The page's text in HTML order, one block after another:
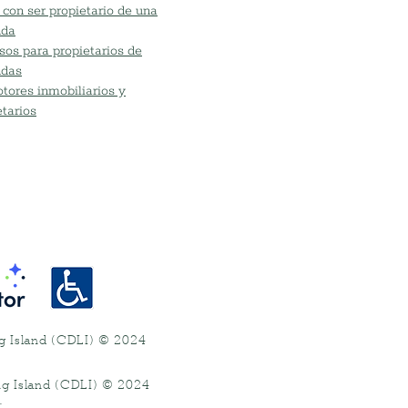
con ser propietario de una
para propietarios de
inmobiliarios y
Island (CDLI) © 2024
Island (CDLI) © 2024